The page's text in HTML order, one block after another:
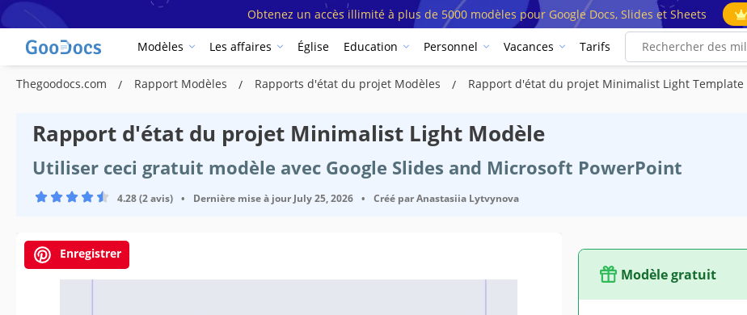
Obtenez un accès illimité à plus de 5000 modèles pour Google Docs, Slides et Sheets
Modèles Les affaires Église Education Personnel Vacances Tarifs
Thegoodocs.com Rapport Modèles Rapports d'état du projet Modèles Rapport d'état du projet Minimalist Light Template
Rapport d'état du projet Minimalist Light Modèle
Utiliser ceci gratuit modèle avec Google Slides and Microsoft PowerPoint
4.28 (2 avis) • Dernière mise à jour July 25, 2026 • Créé parAnastasiia Lytvynova
Enregistrer
Modèle gratuit